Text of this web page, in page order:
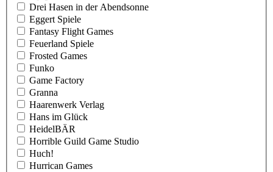
Drei Hasen in der Abendsonne
Eggert Spiele
Fantasy Flight Games
Feuerland Spiele
Frosted Games
Funko
Game Factory
Granna
Haarenwerk Verlag
Hans im Glück
HeidelBÄR
Horrible Guild Game Studio
Huch!
Hurrican Games